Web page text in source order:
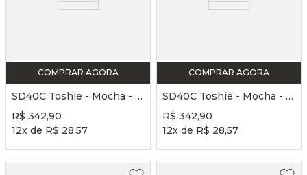
COMPRAR AGORA
SD40C Toshie - Mocha - B - FS - Sapatilha de Ponta LONA STRETCH
R$ 342,90
12x de R$ 28,57
COMPRAR AGORA
SD40C Toshie - Mocha - C - FS - Sapatilha de Ponta LONA STRETCH
R$ 342,90
12x de R$ 28,57